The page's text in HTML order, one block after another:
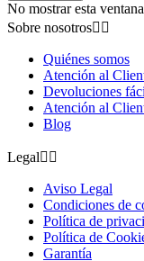
No mostrar esta
Sobre nosotros 
Quiénes somos
Atención al
Devoluciones
Atención al
Blog
Legal 
Aviso Legal
Condiciones de
Política de
Política de
Garantía